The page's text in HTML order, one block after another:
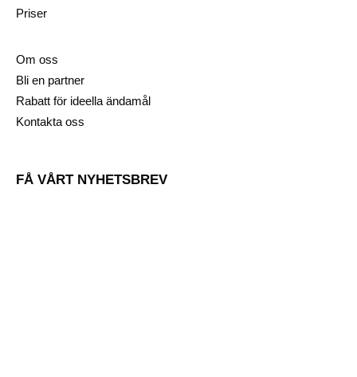
Priser
Om oss
Bli en partner
Rabatt för ideella ändamål
Kontakta oss
FÅ VÅRT NYHETSBREV